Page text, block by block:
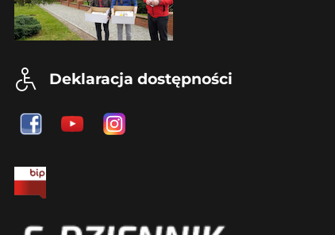
Deklaracja dostępności